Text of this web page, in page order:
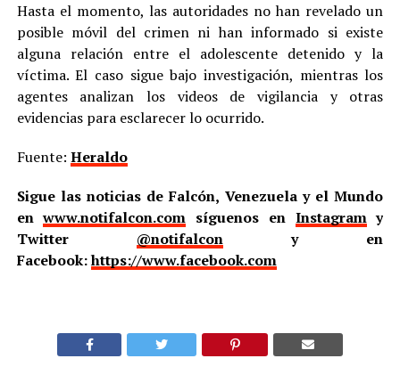
Hasta el momento, las autoridades no han revelado un
posible móvil del crimen ni han informado si existe
alguna relación entre el adolescente detenido y la
víctima. El caso sigue bajo investigación, mientras los
agentes analizan los videos de vigilancia y otras
evidencias para esclarecer lo ocurrido.
Fuente: Heraldo
Sigue las noticias de Falcón, Venezuela y el Mundo
enwww.notifalcon.com síguenos en Instagramy
Twitter @notifalcony en
Facebook:https://www.facebook.com